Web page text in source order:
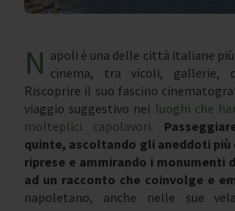
N apoli è una delle città italiane
cinema, tra vicoli, gallerie,
Riscoprire il suo fascino
viaggio suggestivo nei luoghi che
molteplici capolavori.
quinte, ascoltando gli aneddoti più
riprese e ammirando i monumenti
ad un racconto che coinvolge e
napoletano, anche nelle sue